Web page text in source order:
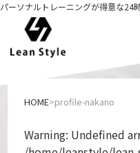
パーソナルトレーニングが得意な24
profile-
HOME profile-nakano
Warning: Undefined